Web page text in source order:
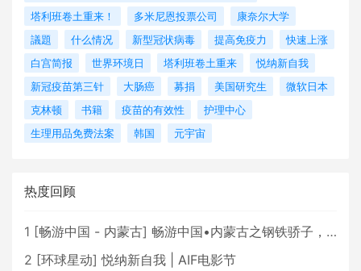
塔利班卷土重来！
多米尼恩投票公司
康奈尔大学
議題
什么情况 新型冠状病毒 提高免疫力
快速上涨
白宫简报
世界环境日 塔利班卷土重来
悦纳新自我
新冠疫苗第三针
大肠癌 募捐 美国研究生
微软日本
克林顿
书籍 疫苗的有效性
护理中心
生理用品免费法案
韩国 元宇宙
热度回顾
1 [畅游中国 - 内蒙古] 畅游中国•内蒙古之钢铁骄子，魅力包头
2 [环球星动] 悦纳新自我 | AIF电影节